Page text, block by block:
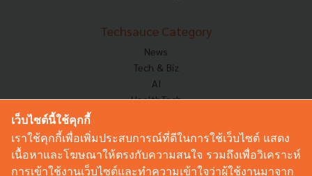
Techsauce Category
News
Tech & Biz
AI
HealthTech
Corp Innov
Saucy Thoughts
Based On
เว็บไซต์นี้ใช้คุกกี้
เราใช้คุกกี้เพื่อเพิ่มประสบการณ์ที่ดีในการใช้เว็บไซต์ แสดง
เนื้อหาและโฆษณาให้ตรงกับความสนใจ รวมถึงเพื่อวิเคราะห์
การเข้าใช้งานเว็บไซต์และทำความเข้าใจว่าผู้ใช้งานมาจาก